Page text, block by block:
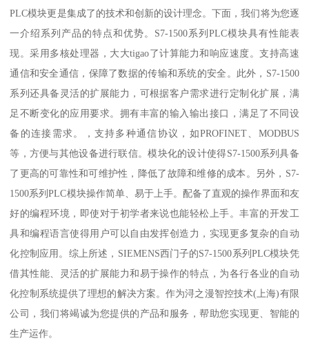
PLC模块更是集成了的技术和创新的设计理念。下面，我们将为您逐
一介绍系列产品的特点和优势。S7-1500系列PLC模块具有性能表
现。采用多核处理器，大大tigao了计算能力和响应速度。支持高速
通信和安全通信，保障了数据的传输和系统的安全。此外，S7-1500
系列还具备灵活的扩展能力，可根据客户需求进行定制化扩展，满
足不断变化的应用要求。拥有丰富的输入输出接口，满足了不同设
备的连接需求。，支持多种通信协议，如PROFINET、MODBUS
等，方便与其他设备进行联信。模块化的设计使得S7-1500系列具备
了更高的可靠性和可维护性，降低了故障和维修的成本。另外，S7-
1500系列PLC模块操作简单、易于上手。配备了直观的操作界面和友
好的编程环境，即使对于初学者来说也能轻松上手。丰富的开发工
具和编程语言使得用户可以自由发挥创造力，实现更多复杂的自动
化控制应用。综上所述，SIEMENS西门子的S7-1500系列PLC模块凭
借其性能、灵活的扩展能力和易于操作的特点，为各行各业的自动
化控制系统提供了理想的解决方案。作为浔之漫智控技术(上海)有限
公司，我们将竭诚为您提供的产品和服务，帮助您实现更、智能的
生产运作。